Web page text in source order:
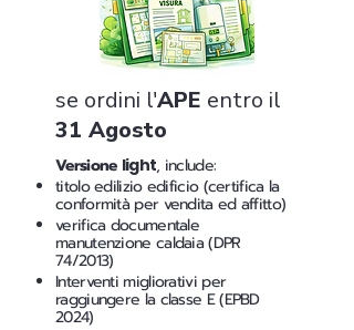
se ordini l'APE entro il
31 Agosto
Versione light, include:
titolo edilizio edificio (certifica la
conformità per vendita ed affitto)
verifica documentale
manutenzione caldaia (DPR
74/2013)
Interventi migliorativi per
raggiungere la classe E (EPBD
2024)